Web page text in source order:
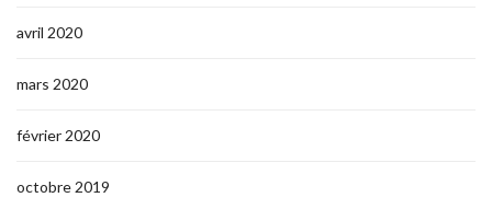
avril 2020
mars 2020
février 2020
octobre 2019